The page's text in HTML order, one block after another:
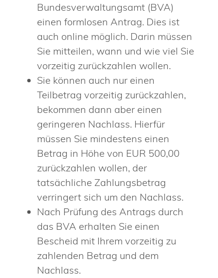
Bundesverwaltungsamt (BVA)
einen formlosen Antrag. Dies ist
auch online möglich. Darin müssen
Sie mitteilen, wann und wie viel Sie
vorzeitig zurückzahlen wollen.
Sie können auch nur einen
Teilbetrag vorzeitig zurückzahlen,
bekommen dann aber einen
geringeren Nachlass. Hierfür
müssen Sie mindestens einen
Betrag in Höhe von EUR 500,00
zurückzahlen wollen, der
tatsächliche Zahlungsbetrag
verringert sich um den Nachlass.
Nach Prüfung des Antrags durch
das BVA erhalten Sie einen
Bescheid mit Ihrem vorzeitig zu
zahlenden Betrag und dem
Nachlass.